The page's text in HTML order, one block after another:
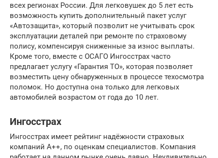
всех регионах России. Для легковушек до 5 лет есть
возможность купить дополнительный пакет услуг
«Автозащита», который позволит не учитывать срок
эксплуатации деталей при ремонте по страховому
полису, компенсируя сниженные за износ выплаты.
Кроме того, вместе с ОСАГО Ингосстрах часто
предлагает услугу «Гарантия ТО», которая позволяет
возместить цену обнаруженных в процессе техосмотра
поломок. Но доступна она только для легковых
автомобилей возрастом от года до 10 лет.
Ингосстрах
Ингосстрах имеет рейтинг надёжности страховых
компаний А++, по оценкам специалистов. Компания